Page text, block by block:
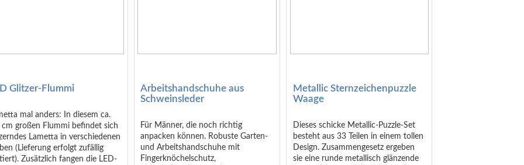
Glitzer-Flummi
mal anders: In diesem ca.
cm großen Flummi befindet sich
Lametta in verschiedenen
(Lieferung erfolgt zufällig
Zusätzlich fangen die LED-
Arbeitshandschuhe aus
Schweinsleder
Für Männer, die noch richtig
anpacken können. Robuste Garten-
und Arbeitshandschuhe mit
Fingerknöchelschutz,
Metallic Sternzeichenpuzzle
Waage
Dieses schicke Metallic-Puzzle-Set
besteht aus 33 Teilen in einem tollen
Design. Zusammengesetz ergeben
sie eine runde metallisch glänzende